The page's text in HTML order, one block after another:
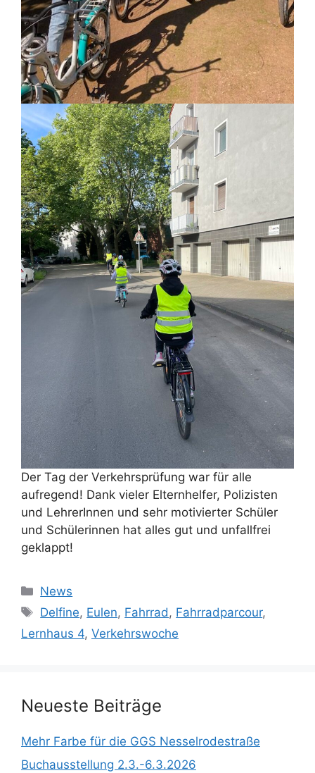
Der Tag der Verkehrsprüfung war für alle
aufregend! Dank vieler Elternhelfer, Polizisten
und LehrerInnen und sehr motivierter Schüler
und Schülerinnen hat alles gut und unfallfrei
geklappt!
Kategorien
News
Schlagwörter
Delfine, Eulen, Fahrrad , Fahrradparcour,
Lernhaus 4, Verkehrswoche
Neueste Beiträge
Mehr Farbe für die GGS Nesselrodestraße
Buchausstellung 2.3.-6.3.2026